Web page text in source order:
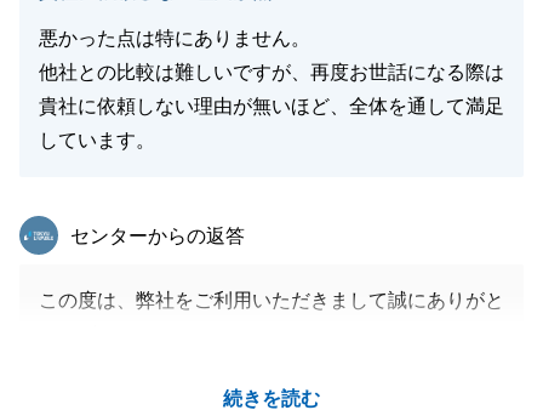
悪かった点は特にありません。
他社との比較は難しいですが、再度お世話になる際は
貴社に依頼しない理由が無いほど、全体を通して満足
しています。
続きを読む
東急リバブル
センターからの返答
この度は、弊社をご利用いただきまして誠にありがと